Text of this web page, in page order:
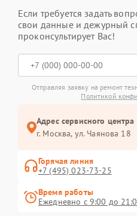
Если требуется задать
свои данные и дежурный
проконсультирует Вас!
Отправляя заявку на ремонт
Политикой
Адрес сервисного
г. Москва, ул. Чаянова 18
Горячая линия
+7 (495) 023-73-25
Время работы
Ежедневно с 9:00 до